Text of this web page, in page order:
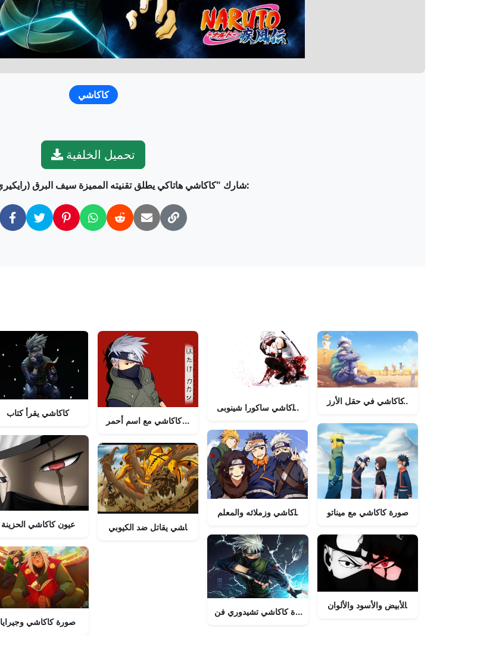
كاكاشي
تحميل الخلفية
شارك "كاكاشي هاتاكي يطلق تقنيته المميزة سيف البرق (رايكيري)!" مع الأصدقاء:
كاكاشي يقرأ كتاب
عيون كاكاشي الحزينة
صورة كاكاشي وجيرايا
صورة كاكاشي مع اسم أحمر
صورة كاكاشي يقاتل ضد الكيوبي
صورة كاكاشي ساكورا شينوبى
صورة كاكاشي وزملائه والمعلم
صورة كاكاشي تشيدوري فن
صورة كاكاشي في حقل الأرز
صورة كاكاشي مع ميناتو
صورة كاكاشي بالأبيض والأسود والألوان